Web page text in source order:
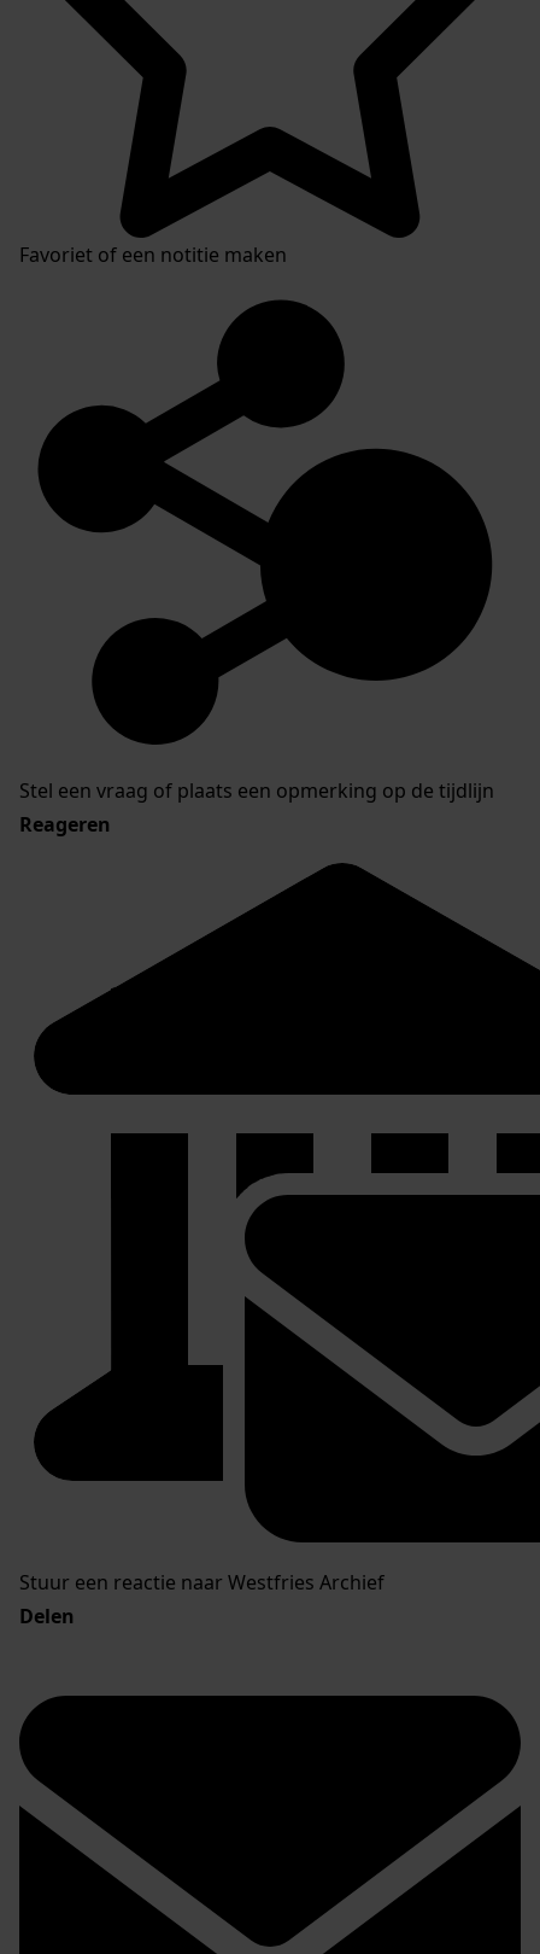
Favoriet of een notitie maken
Stel een vraag of plaats een opmerking op de tijdlijn
Reageren
Stuur een reactie naar Westfries Archief
Delen